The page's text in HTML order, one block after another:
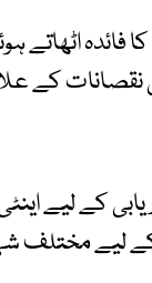
اٹھاتے
کے
کے لیے
لیے مختلف